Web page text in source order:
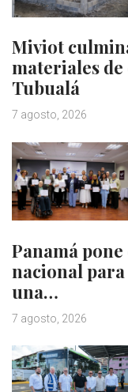
Miviot
materiales
Tubualá
7 agosto, 2026
Panamá
nacional
una…
7 agosto, 2026